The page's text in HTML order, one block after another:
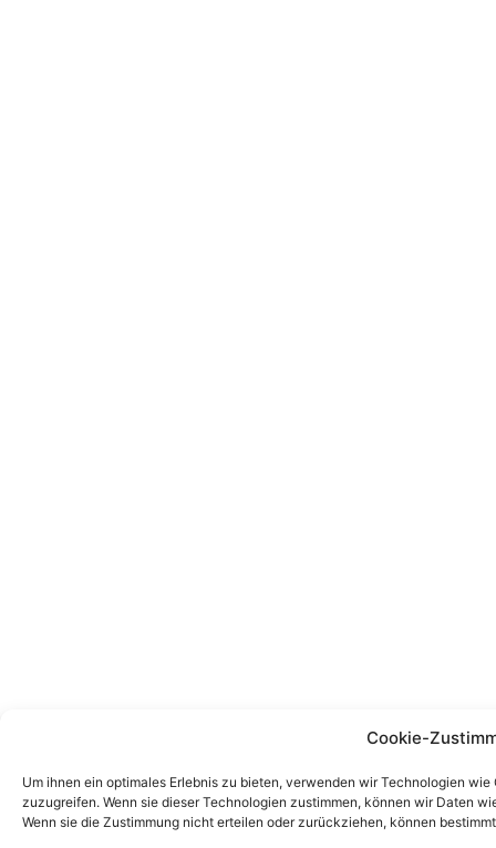
Cookie-
Um ihnen ein optimales Erlebnis zu bieten, verwenden wir Technologien
zuzugreifen. Wenn sie dieser Technologien zustimmen, können wir Daten
Wenn sie die Zustimmung nicht erteilen oder zurückziehen, können